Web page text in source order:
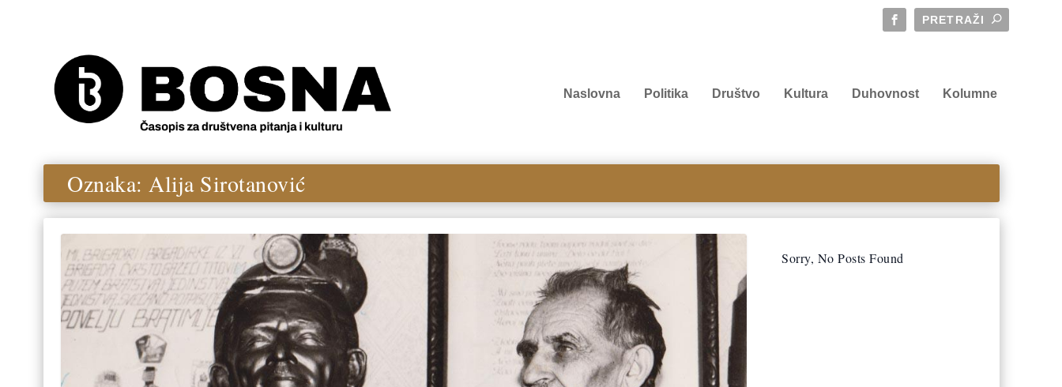
Naslovna Politika Društvo Kultura Duhovnost Kolumne
Oznaka:Alija Sirotanović
Sorry, No Posts Found